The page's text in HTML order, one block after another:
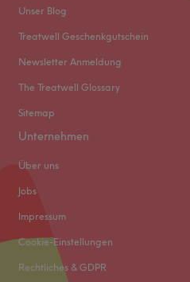
Unser Blog
Treatwell Geschenkgutschein
Newsletter Anmeldung
The Treatwell Glossary
Sitemap
Unternehmen
Über uns
Jobs
Impressum
Cookie-Einstellungen
Rechtliches & GDPR